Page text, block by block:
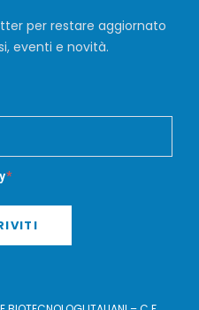
per restare aggiornato
eventi e novità.